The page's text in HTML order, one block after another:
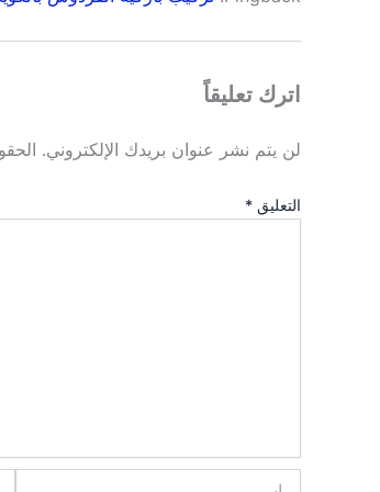
اترك تعليقاً
لن يتم نشر عنوان بريدك الإلكتروني.
التعليق *